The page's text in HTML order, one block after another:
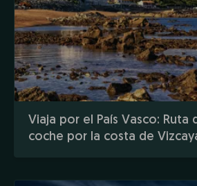
Viaja por el País Vasco: Ruta
coche por la costa de